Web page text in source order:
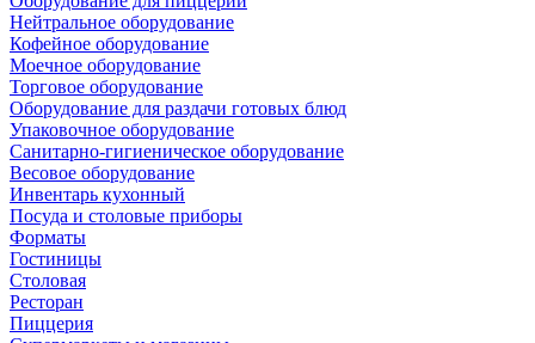
Нейтральное оборудование
Кофейное оборудование
Моечное оборудование
Торговое оборудование
Оборудование для раздачи готовых блюд
Упаковочное оборудование
Санитарно-гигиеническое оборудование
Весовое оборудование
Инвентарь кухонный
Посуда и столовые приборы
Форматы
Гостиницы
Столовая
Ресторан
Пиццерия